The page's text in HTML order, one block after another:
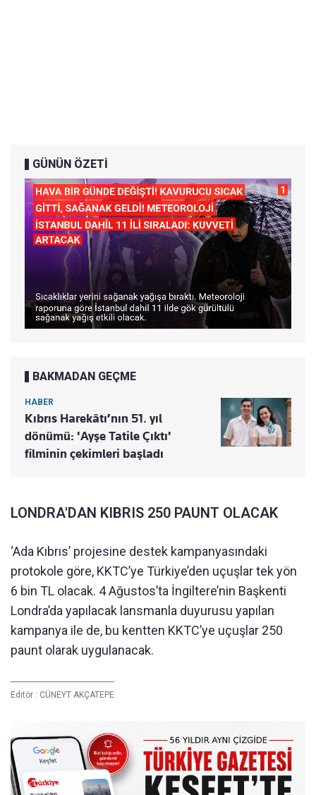
GÜNÜN ÖZETİ
BAKMADAN GEÇME
HABER
Kıbrıs Harekâtı’nın 51. yıl
dönümü: 'Ayşe Tatile Çıktı'
filminin çekimleri başladı
LONDRA'DAN KIBRIS 250 PAUNT OLACAK
‘Ada Kıbrıs’ projesine destek kampanyasındaki
protokole göre, KKTC’ye Türkiye’den uçuşlar tek yön
6 bin TL olacak. 4 Ağustos’ta İngiltere’nin Başkenti
Londra’da yapılacak lansmanla duyurusu yapılan
kampanya ile de, bu kentten KKTC’ye uçuşlar 250
paunt olarak uygulanacak.
Editör : CÜNEYT AKÇATEPE